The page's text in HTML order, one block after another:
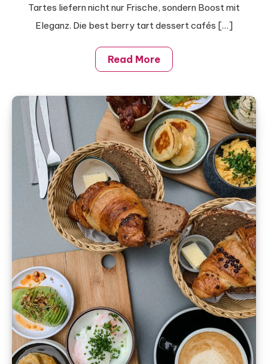
Tartes liefern nicht nur Frische, sondern Boost mit
Eleganz. Die best berry tart dessert cafés […]
Read More